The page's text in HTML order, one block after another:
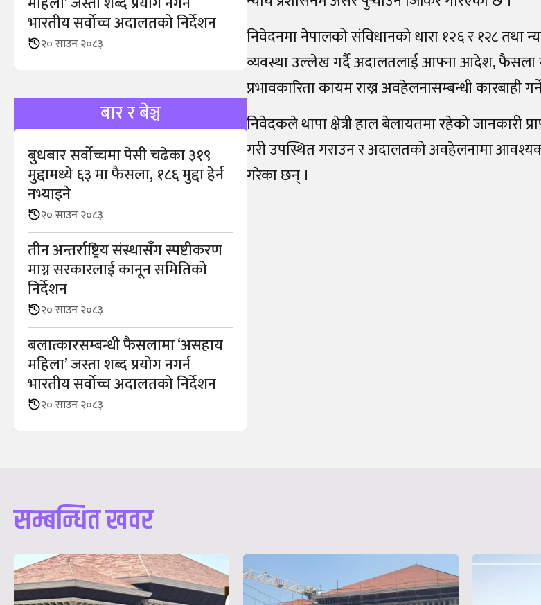
भारतीय सर्वोच्च अदालतको निर्देशन
२० साउन २०८३
बार र बेञ्च
बुधबार सर्वोच्चमा पेसी चढेका ३१९
मुद्दामध्ये ६३ मा फैसला, १८६ मुद्दा हेर्न
नभ्याइने
२० साउन २०८३
तीन अन्तर्राष्ट्रिय संस्थासँग स्पष्टीकरण
माग्न सरकारलाई कानून समितिको
निर्देशन
२० साउन २०८३
बलात्कारसम्बन्धी फैसलामा ‘असहाय
महिला’ जस्ता शब्द प्रयोग नगर्न
भारतीय सर्वोच्च अदालतको निर्देशन
२० साउन २०८३
निवेदनमा नेपालको संविधानको धारा १२६ र १२८ तथा
व्यवस्था उल्लेख गर्दै अदालतलाई आफ्ना आदेश, फैसला र
प्रभावकारिता कायम राख्न अवहेलनासम्बन्धी कारबाही
निवेदकले थापा क्षेत्री हाल बेलायतमा रहेको जानकारी
गरी उपस्थित गराउन र अदालतको अवहेलनामा
गरेका छन् ।
सम्बन्धित खवर